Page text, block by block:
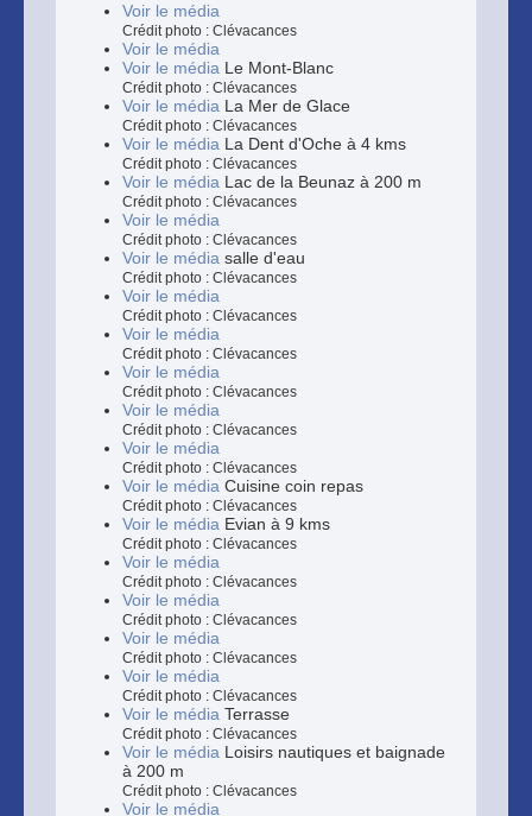
Voir le média
Crédit photo : Clévacances
Voir le média
Voir le média Le Mont-Blanc
Crédit photo : Clévacances
Voir le média La Mer de Glace
Crédit photo : Clévacances
Voir le média La Dent d'Oche à 4 kms
Crédit photo : Clévacances
Voir le média Lac de la Beunaz à 200 m
Crédit photo : Clévacances
Voir le média
Crédit photo : Clévacances
Voir le média salle d'eau
Crédit photo : Clévacances
Voir le média
Crédit photo : Clévacances
Voir le média
Crédit photo : Clévacances
Voir le média
Crédit photo : Clévacances
Voir le média
Crédit photo : Clévacances
Voir le média
Crédit photo : Clévacances
Voir le média Cuisine coin repas
Crédit photo : Clévacances
Voir le média Evian à 9 kms
Crédit photo : Clévacances
Voir le média
Crédit photo : Clévacances
Voir le média
Crédit photo : Clévacances
Voir le média
Crédit photo : Clévacances
Voir le média
Crédit photo : Clévacances
Voir le média Terrasse
Crédit photo : Clévacances
Voir le média Loisirs nautiques et baignade
à 200 m
Crédit photo : Clévacances
Voir le média